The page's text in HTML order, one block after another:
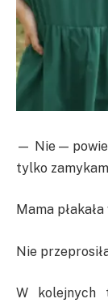
— Nie —
tylko
Mama
Nie
W kolejnych